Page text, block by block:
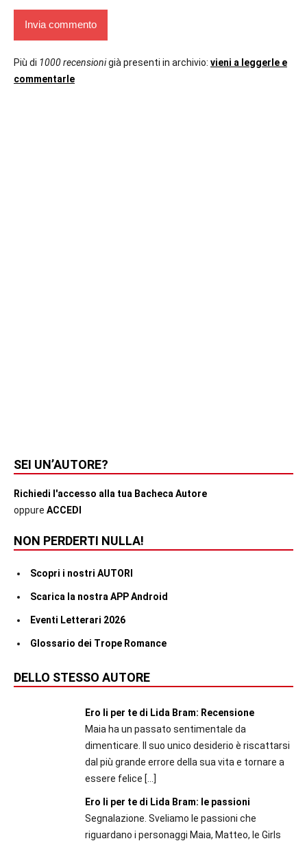
Più di 1000 recensionigià presenti in archivio: vieni a leggerle e
commentarle
SEI UN’AUTORE?
Richiedi l'accesso alla tua Bacheca Autore
oppure ACCEDI
NON PERDERTI NULLA!
Scopri i nostri AUTORI
Scarica la nostra APP Android
Eventi Letterari 2026
Glossario dei Trope Romance
DELLO STESSO AUTORE
Ero li per te di Lida Bram: Recensione
Maia ha un passato sentimentale da
dimenticare. Il suo unico desiderio è riscattarsi
dal più grande errore della sua vita e tornare a
essere felice […]
Ero li per te di Lida Bram: le passioni
Segnalazione. Sveliamo le passioni che
riguardano i personaggi Maia, Matteo, le Girls